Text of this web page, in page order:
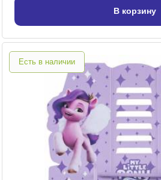
В корзину
Есть в наличии